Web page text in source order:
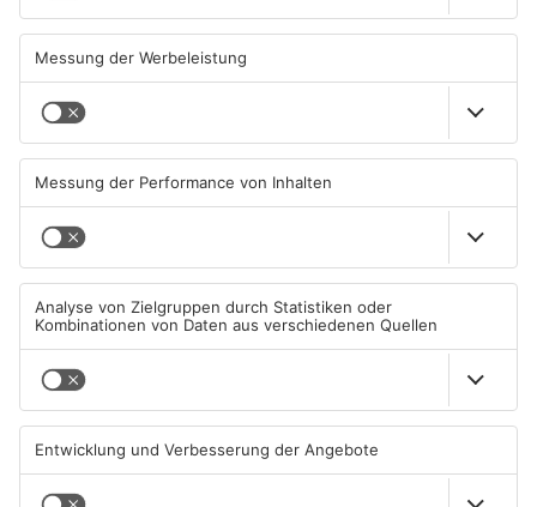
TOPNEWS
Gleisarbeiten sollen
Feldbrand in Nidderau
ausgelöst haben
31.07.2026, 06:25 UHR IN MAIN-
KINZIG-KREIS
Wo ist Selena Fröhlich aus
Großkrotzenburg?